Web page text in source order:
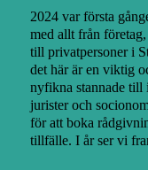
2024 var första
med allt från
till privatpersoner i
det här är en viktig
nyfikna stannade till
jurister och
för att boka
tillfälle. I år ser vi